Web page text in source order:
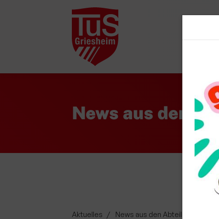
News aus den
Aktuelles News aus den Abteilungen